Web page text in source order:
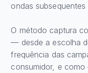
ondas
O método captura
— desde a escolha
frequência das
consumidor, e